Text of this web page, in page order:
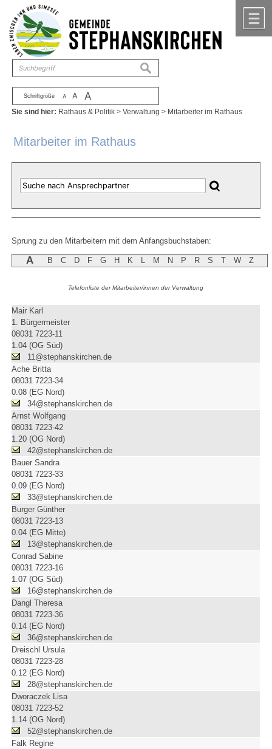
Zum Inhalt ,zur Navigation
Schriftgröße A A A
suchen
Sie sind hier: Rathaus & Politik >Verwaltung > Mitarbeiter im Rathaus
Mitarbeiter im Rathaus
Sprung zu den Mitarbeitern mit dem Anfangsbuchstaben:
A B C D F G H K L M N P R S T W Z
Telefonliste der Mitarbeiter/innen der Verwaltung
Mair Karl
1. Bürgermeister
08031 7223-11
1.04 (OG Süd)
11@stephanskirchen.de
Ache Britta
08031 7223-34
0.08 (EG Nord)
34@stephanskirchen.de
Arnst Wolfgang
08031 7223-42
1.20 (OG Nord)
42@stephanskirchen.de
Bauer Sandra
08031 7223-33
0.09 (EG Nord)
33@stephanskirchen.de
Burger Günther
08031 7223-13
0.04 (EG Mitte)
13@stephanskirchen.de
Conrad Sabine
08031 7223-16
1.07 (OG Süd)
16@stephanskirchen.de
Dangl Theresa
08031 7223-36
0.14 (EG Nord)
36@stephanskirchen.de
Dreischl Ursula
08031 7223-28
0.12 (EG Nord)
28@stephanskirchen.de
Dworaczek Lisa
08031 7223-52
1.14 (OG Nord)
52@stephanskirchen.de
Falk Regine